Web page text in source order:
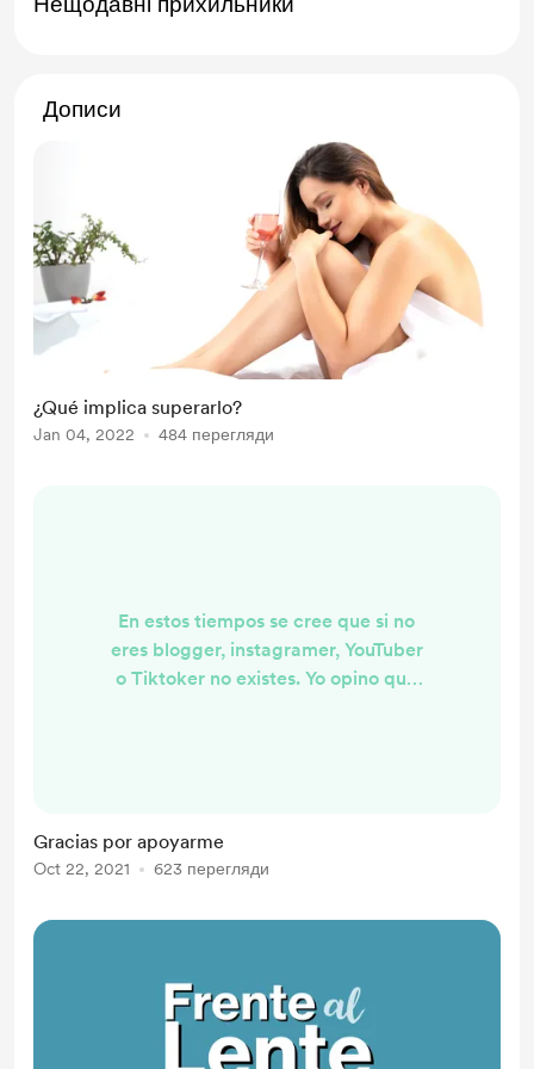
Дописи
¿Qué implica superarlo?
Jan 04, 2022 484 перегляди
En estos tiempos se cree que si no
eres blogger, instagramer, YouTuber
o Tiktoker no existes. Yo opino que
que la mayoría se pasan el día
contándole a los demás acerca de
Gracias por apoyarme
Oct 22, 2021 623 перегляди